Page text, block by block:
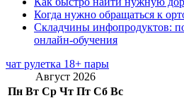
Когда нужно обращаться к
Складчины инфопродуктов:
онлайн-обучения
чат рулетка 18+ пары
Август 2026
Пн Вт Ср Чт Пт Сб Вс